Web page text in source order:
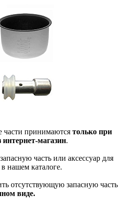
части принимаются только при
магазин.
часть или аксессуар для
нашем каталоге.
отсутствующую запасную часть
виде.